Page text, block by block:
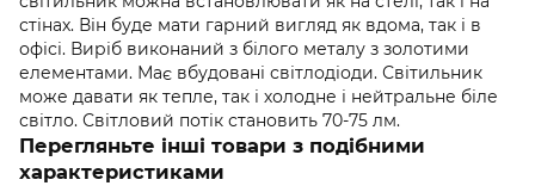
стінах. Він буде мати гарний вигляд як вдома, так і в
офісі. Виріб виконаний з білого металу з золотими
елементами. Має вбудовані світлодіоди. Світильник
може давати як тепле, так і холодне і нейтральне біле
світло. Світловий потік становить 70-75 лм.
Перегляньте інші товари з подібними
характеристиками